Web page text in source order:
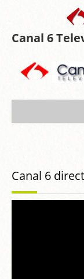
Canal 6
Canal 6